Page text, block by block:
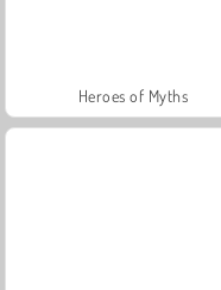
Heroes of Myths